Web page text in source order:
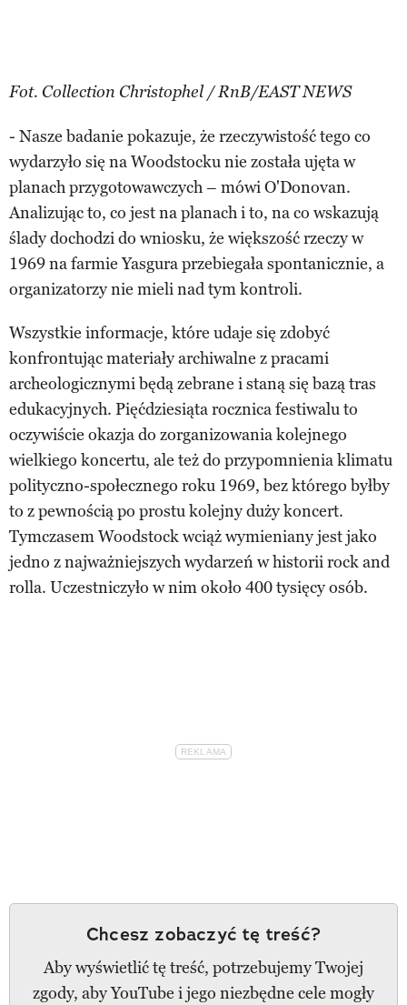
Fot. Collection Christophel / RnB/EAST NEWS
- Nasze badanie pokazuje, że rzeczywistość tego co
wydarzyło się na Woodstocku nie została ujęta w
planach przygotowawczych – mówi O'Donovan.
Analizując to, co jest na planach i to, na co wskazują
ślady dochodzi do wniosku, że większość rzeczy w
1969 na farmie Yasgura przebiegała spontanicznie, a
organizatorzy nie mieli nad tym kontroli.
Wszystkie informacje, które udaje się zdobyć
konfrontując materiały archiwalne z pracami
archeologicznymi będą zebrane i staną się bazą tras
edukacyjnych. Pięćdziesiąta rocznica festiwalu to
oczywiście okazja do zorganizowania kolejnego
wielkiego koncertu, ale też do przypomnienia klimatu
polityczno-społecznego roku 1969, bez którego byłby
to z pewnością po prostu kolejny duży koncert.
Tymczasem Woodstock wciąż wymieniany jest jako
jedno z najważniejszych wydarzeń w historii rock and
rolla. Uczestniczyło w nim około 400 tysięcy osób.
Chcesz zobaczyć tę treść?
Aby wyświetlić tę treść, potrzebujemy Twojej
zgody, aby YouTube i jego niezbędne cele mogły